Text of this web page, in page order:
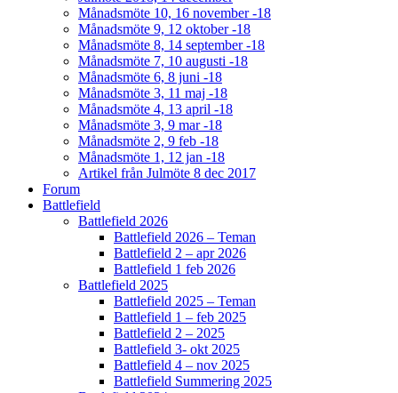
Månadsmöte 10, 16 november -18
Månadsmöte 9, 12 oktober -18
Månadsmöte 8, 14 september -18
Månadsmöte 7, 10 augusti -18
Månadsmöte 6, 8 juni -18
Månadsmöte 3, 11 maj -18
Månadsmöte 4, 13 april -18
Månadsmöte 3, 9 mar -18
Månadsmöte 2, 9 feb -18
Månadsmöte 1, 12 jan -18
Artikel från Julmöte 8 dec 2017
Forum
Battlefield
Battlefield 2026
Battlefield 2026 – Teman
Battlefield 2 – apr 2026
Battlefield 1 feb 2026
Battlefield 2025
Battlefield 2025 – Teman
Battlefield 1 – feb 2025
Battlefield 2 – 2025
Battlefield 3- okt 2025
Battlefield 4 – nov 2025
Battlefield Summering 2025